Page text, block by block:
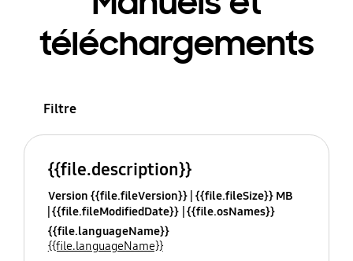
téléchargements
Filtre
{{file.description}}
Version {{file.fileVersion}} {{file.fileSize}} MB
{{file.fileModifiedDate}} {{file.osNames}}
{{file.languageName}}
{{file.languageName}}